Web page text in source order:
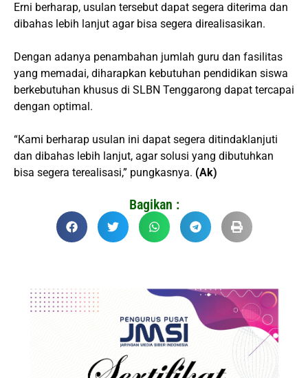
Erni berharap, usulan tersebut dapat segera diterima dan
dibahas lebih lanjut agar bisa segera direalisasikan.
Dengan adanya penambahan jumlah guru dan fasilitas
yang memadai, diharapkan kebutuhan pendidikan siswa
berkebutuhan khusus di SLBN Tenggarong dapat tercapai
dengan optimal.
“Kami berharap usulan ini dapat segera ditindaklanjuti
dan dibahas lebih lanjut, agar solusi yang dibutuhkan
bisa segera terealisasi,” pungkasnya. (Ak)
Bagikan :